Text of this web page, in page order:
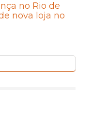
no Rio de
nova loja no